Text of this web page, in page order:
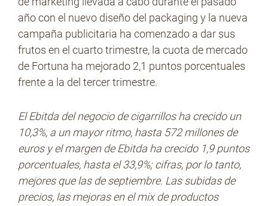
año con el nuevo diseño del packaging y la nueva
campaña publicitaria ha comenzado a dar sus
frutos en el cuarto trimestre, la cuota de mercado
de Fortuna ha mejorado 2,1 puntos porcentuales
frente a la del tercer trimestre.
El Ebitda del negocio de cigarrillos ha crecido un
10,3%, a un mayor ritmo, hasta 572 millones de
euros y el margen de Ebitda ha crecido 1,9 puntos
porcentuales, hasta el 33,9%; cifras, por lo tanto,
mejores que las de septiembre. Las subidas de
precios, las mejoras en el mix de productos